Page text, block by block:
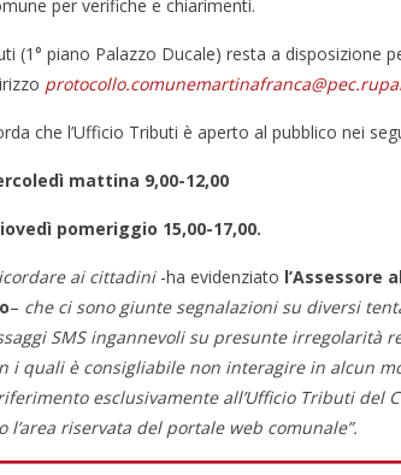
per verifiche e chiarimenti.
(1° piano Palazzo Ducale) resta a disposizione
che l’Ufficio Tributi è aperto al pubblico nei
mattina 9,00-12,00
pomeriggio 15,00-17,00.
ai cittadini-ha evidenziato l’Assessore
– che ci sono giunte segnalazioni su diversi
SMS ingannevoli su presunte irregolarità
i quali è consigliabile non interagire in alcun
esclusivamente all’Ufficio Tributi del
l’area riservata del portale web comunale”.